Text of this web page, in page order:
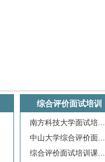
综合评价面试培训
南方科技大学面试培...
中山大学综合评价面...
综合评价面试培训课...